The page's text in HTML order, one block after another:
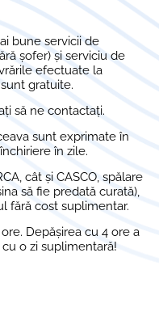
bune servicii de
șofer) și serviciu de
efectuate la
gratuite.
să ne contactați.
sunt exprimate în
în zile.
cât și CASCO, spălare
să fie predată curată),
fără cost suplimentar.
Depășirea cu 4 ore a
o zi suplimentară!